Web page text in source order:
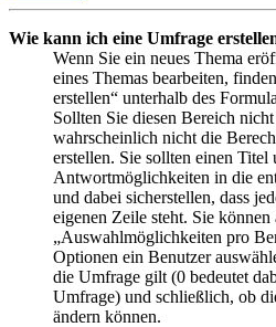
Wie kann ich eine Umfrage
Wenn Sie ein neues Thema
eines Themas bearbeiten,
erstellen“ unterhalb des
Sollten Sie diesen Bereich
wahrscheinlich nicht die
erstellen. Sie sollten einen Titel
Antwortmöglichkeiten in die
und dabei sicherstellen, dass
eigenen Zeile steht. Sie können
„Auswahlmöglichkeiten pro
Optionen ein Benutzer
die Umfrage gilt (0 bedeutet
Umfrage) und schließlich, ob
ändern können.